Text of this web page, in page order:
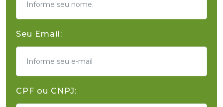
Seu Email:
CPF ou CNPJ: